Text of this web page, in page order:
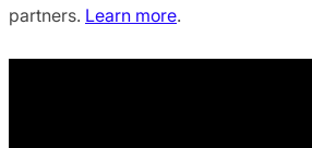
partners. Learn more.